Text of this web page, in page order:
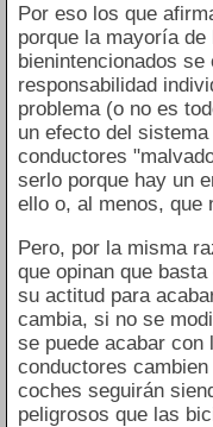
Por eso los que
porque la mayoría
bienintencionados
responsabilidad
problema (o no es
un efecto del
conductores
serlo porque hay un
ello o, al menos, que
Pero, por la misma
que opinan que
su actitud para
cambia, si no se
se puede acabar con
conductores
coches seguirán
peligrosos que las